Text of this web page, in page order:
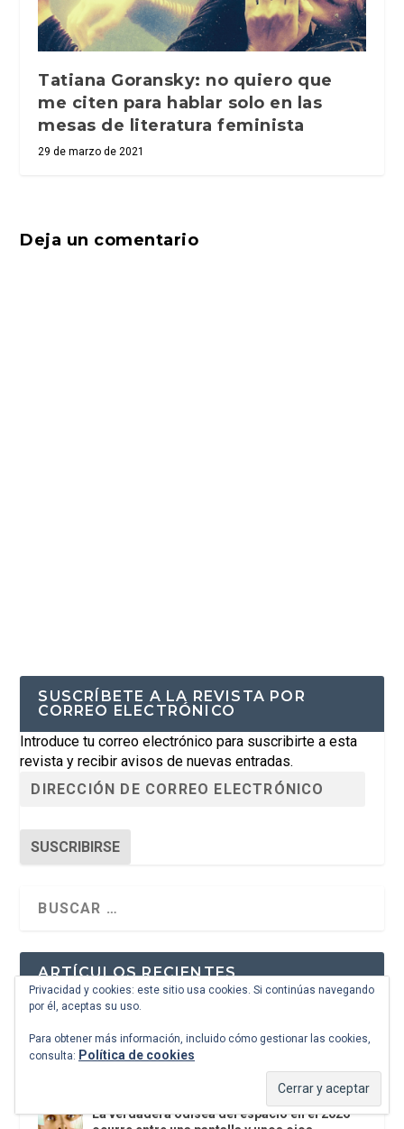
Tatiana Goransky: no quiero que
me citen para hablar solo en las
mesas de literatura feminista
29 de marzo de 2021
Deja un comentario
SUSCRÍBETE A LA REVISTA POR
CORREO ELECTRÓNICO
Introduce tu correo electrónico para suscribirte a esta
revista y recibir avisos de nuevas entradas.
SUSCRIBIRSE
ARTÍCULOS RECIENTES
recuerda que nos vamos de vacaciones
hasta septiembre
La verdadera odisea del espacio en el 2026
Privacidad y cookies: este sitio usa cookies. Si continúas navegando
por él, aceptas su uso.
Para obtener más información, incluido cómo gestionar las cookies,
consulta: Política de cookies